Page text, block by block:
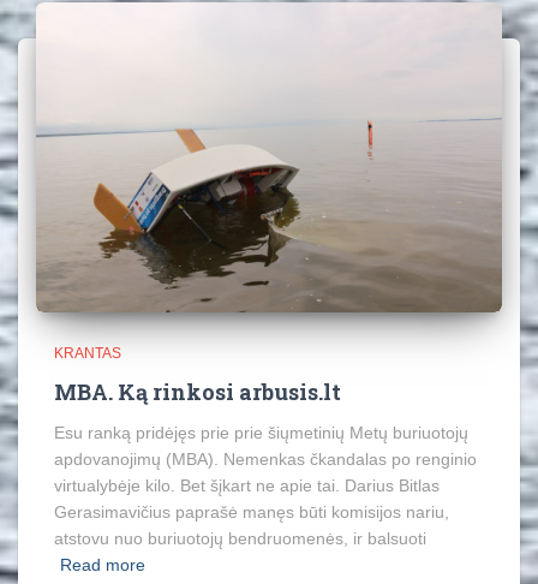
KRANTAS
MBA. Ką rinkosi arbusis.lt
Esu ranką pridėjęs prie prie šiųmetinių Metų buriuotojų
apdovanojimų (MBA). Nemenkas čkandalas po renginio
virtualybėje kilo. Bet šįkart ne apie tai. Darius Bitlas
Gerasimavičius paprašė manęs būti komisijos nariu,
atstovu nuo buriuotojų bendruomenės, ir balsuoti
Read more